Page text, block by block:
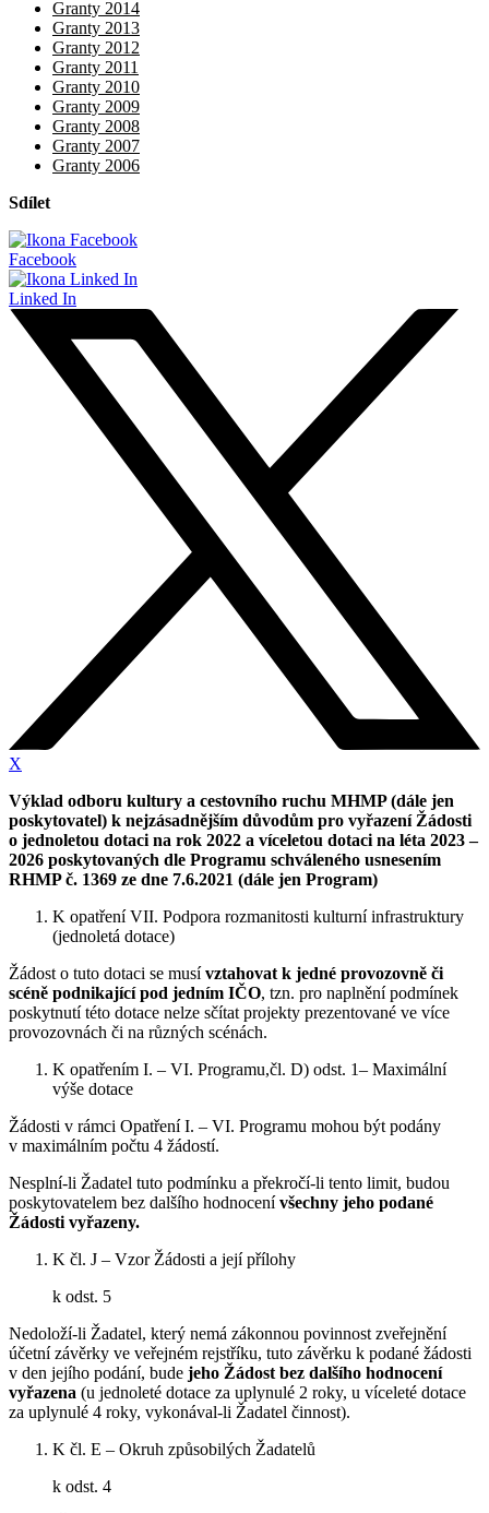
Granty 2014
Granty 2013
Granty 2012
Granty 2011
Granty 2010
Granty 2009
Granty 2008
Granty 2007
Granty 2006
Sdílet
Facebook
Linked In
X
Výklad odboru kultury a cestovního ruchu MHMP (dále jen
poskytovatel) k nejzásadnějším důvodům pro vyřazení Žádosti
o jednoletou dotaci na rok 2022 a víceletou dotaci na léta 2023 –
2026 poskytovaných dle Programu schváleného usnesením
RHMP č. 1369 ze dne 7.6.2021 (dále jen Program)
K opatření VII. Podpora rozmanitosti kulturní infrastruktury
(jednoletá dotace)
Žádost o tuto dotaci se musívztahovat k jedné provozovně či
scéně podnikající pod jedním IČO, tzn. pro naplnění podmínek
poskytnutí této dotace nelze sčítat projekty prezentované ve více
provozovnách či na různých scénách.
K opatřením I. – VI. Programu,čl. D) odst. 1– Maximální
výše dotace
Žádosti v rámci Opatření I. – VI. Programu mohou být podány
v maximálním počtu 4 žádostí.
Nesplní-li Žadatel tuto podmínku a překročí-li tento limit, budou
poskytovatelem bez dalšího hodnocenívšechny jeho podané
Žádosti vyřazeny.
K čl. J – Vzor Žádosti a její přílohy
k odst. 5
Nedoloží-li Žadatel, který nemá zákonnou povinnost zveřejnění
účetní závěrky ve veřejném rejstříku, tuto závěrku k podané žádosti
v den jejího podání, bude jeho Žádost bez dalšího hodnocení
vyřazena (u jednoleté dotace za uplynulé 2 roky, u víceleté dotace
za uplynulé 4 roky, vykonával-li Žadatel činnost).
K čl. E – Okruh způsobilých Žadatelů
k odst. 4